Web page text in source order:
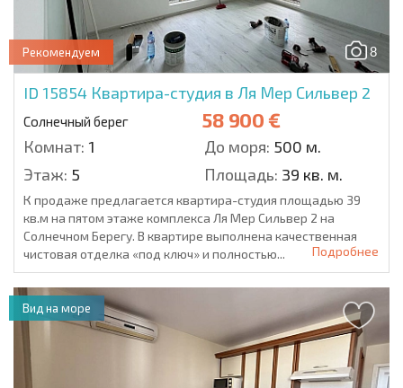
8
Рекомендуем
ID 15854 Квартира-студия в Ля Мер Сильвер 2
Солнечный берег 58 900 €
Комнат: 1 До моря: 500 м.
Этаж: 5 Площадь: 39 кв. м.
К продаже предлагается квартира-студия площадью 39
кв.м на пятом этаже комплекса Ля Мер Сильвер 2 на
Солнечном Берегу. В квартире выполнена качественная
чистовая отделка «под ключ» и полностью...
Подробнее
Вид на море